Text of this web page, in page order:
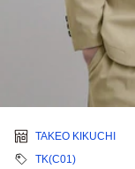
TAKEO KIKUCHI
TK(C01)